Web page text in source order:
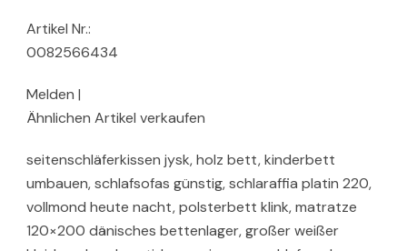
Artikel Nr.:
0082566434
Melden |
Ähnlichen Artikel verkaufen
seitenschläferkissen jysk, holz bett, kinderbett
umbauen, schlafsofas günstig, schlaraffia platin 220,
vollmond heute nacht, polsterbett klink, matratze
120×200 dänisches bettenlager, großer weißer